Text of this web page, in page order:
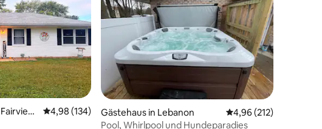
von 5, 88 Bewertungen
Durchschnittliche Bewertung: 4,98 von 5, 134 Bewertungen
4,98 (134)
Gästehaus in Lebanon Durchschnittliche
4,96 (212)
Pool, Whirlpool und Hundeparadies